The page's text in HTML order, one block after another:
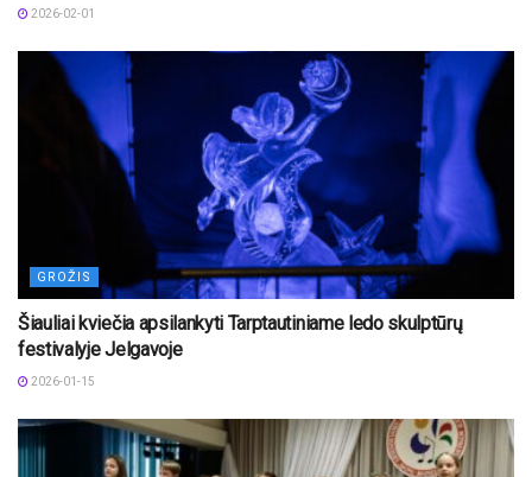
2026-02-01
GROŽIS
Šiauliai kviečia apsilankyti Tarptautiniame ledo skulptūrų
festivalyje Jelgavoje
2026-01-15